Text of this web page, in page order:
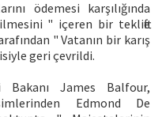
ödemesi karşılığında
" içeren bir teklifte
" Vatanın bir karış
geri çevrildi.
James Balfour,
Edmond De